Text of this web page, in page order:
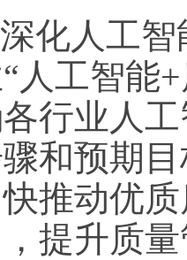
化人工
人工智能
行业人
和预期
推动优
提升质